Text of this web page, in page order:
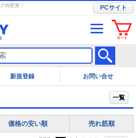
W受賞！
PCサイト
お問い合せ
一覧
価格の安い順 売れ筋順